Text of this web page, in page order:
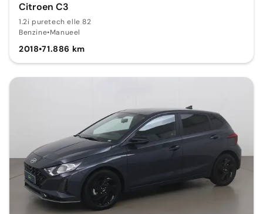
Citroen C3
1.2i puretech elle 82
Benzine•Manueel
2018•71.886 km